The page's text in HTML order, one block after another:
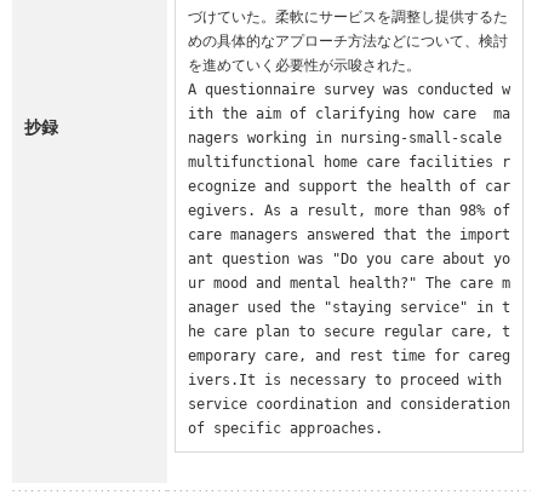
抄録
づけていた。柔軟にサービスを調整し提供するた
めの具体的なアプローチ方法などについて、検討
を進めていく必要性が示唆された。
A questionnaire survey was conducted w
ith the aim of clarifying how care  ma
nagers working in nursing-small-scale
multifunctional home care facilities r
ecognize and support the health of car
egivers. As a result, more than 98% of
care managers answered that the import
ant question was "Do you care about yo
ur mood and mental health?" The care m
anager used the "staying service" in t
he care plan to secure regular care, t
emporary care, and rest time for careg
ivers.It is necessary to proceed with
service coordination and consideration
of specific approaches.